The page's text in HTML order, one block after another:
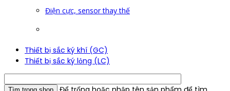
Điện cực, sensor thay thế
Thiết bị sắc ký khí (GC)
Thiết bị sắc ký lỏng (LC)